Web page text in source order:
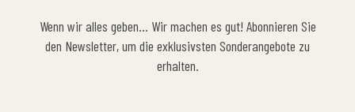
Wenn wir alles geben… Wir machen es gut! Abonnieren Sie
den Newsletter, um die exklusivsten Sonderangebote zu
erhalten.